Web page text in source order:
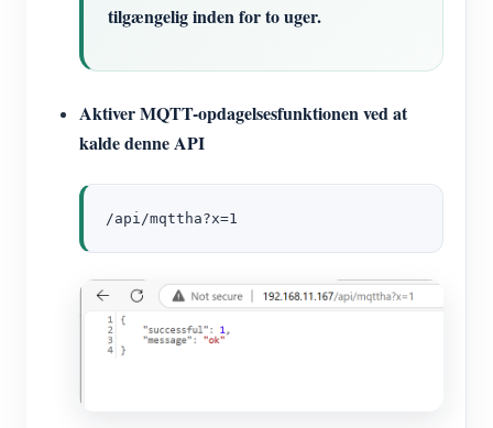
tilgængelig inden for to uger.
Aktiver MQTT-opdagelsesfunktionen ved at
kalde denne API
/api/mqttha?x=1